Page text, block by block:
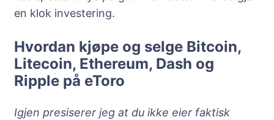
en klok investering.
Hvordan kjøpe og selge Bitcoin,
Litecoin, Ethereum, Dash og
Ripple på eToro
Igjen presiserer jeg at du ikke eier faktisk